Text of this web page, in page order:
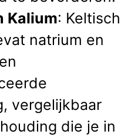
Kalium: Keltisch
natrium en
vergelijkbaar
die je in